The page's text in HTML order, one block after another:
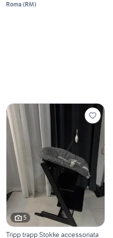
Roma (RM)
5
Tripp trapp Stokke accessoriata